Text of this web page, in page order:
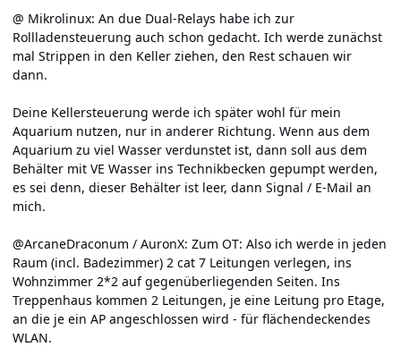
@ Mikrolinux: An due Dual-Relays habe ich zur
Rollladensteuerung auch schon gedacht. Ich werde zunächst
mal Strippen in den Keller ziehen, den Rest schauen wir
dann.
Deine Kellersteuerung werde ich später wohl für mein
Aquarium nutzen, nur in anderer Richtung. Wenn aus dem
Aquarium zu viel Wasser verdunstet ist, dann soll aus dem
Behälter mit VE Wasser ins Technikbecken gepumpt werden,
es sei denn, dieser Behälter ist leer, dann Signal / E-Mail an
mich.
@ArcaneDraconum / AuronX: Zum OT: Also ich werde in jeden
Raum (incl. Badezimmer) 2 cat 7 Leitungen verlegen, ins
Wohnzimmer 2*2 auf gegenüberliegenden Seiten. Ins
Treppenhaus kommen 2 Leitungen, je eine Leitung pro Etage,
an die je ein AP angeschlossen wird - für flächendeckendes
WLAN.